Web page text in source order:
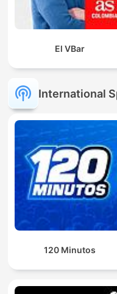
El VBar
International
120 Minutos